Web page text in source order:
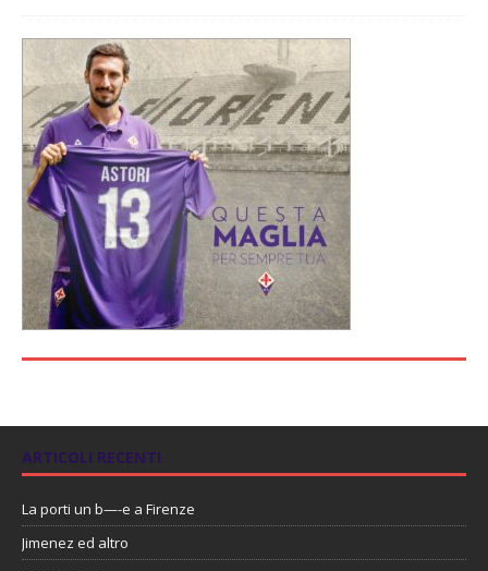
ARTICOLI RECENTI
La porti un b—-e a Firenze
Jimenez ed altro